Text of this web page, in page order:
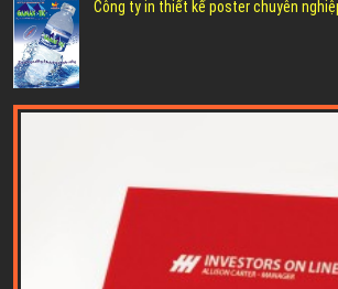
Công ty in thiết kế poster chuyên